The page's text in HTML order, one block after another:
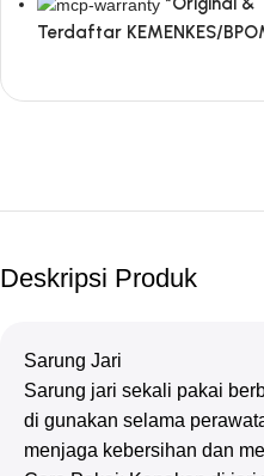
Terdaftar KEMENKES/
Deskripsi Produk
Sarung Jari
Sarung jari sekali pakai
di gunakan selama
menjaga kebersihan dan